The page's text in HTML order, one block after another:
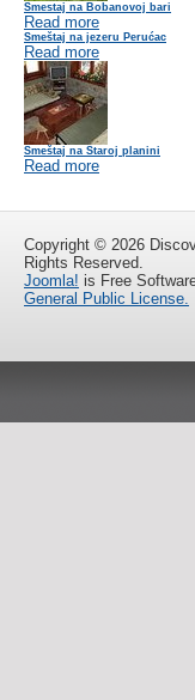
Smestaj na Bobanovoj bari
Read more
Smeštaj na jezeru Perućac
Read more
Smeštaj na Staroj planini
Read more
Copyright © 2026
Rights Reserved.
Joomla! is Free
General Public License.